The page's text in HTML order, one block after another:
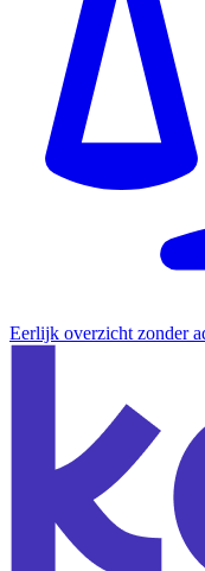
Eerlijk overzicht zonder